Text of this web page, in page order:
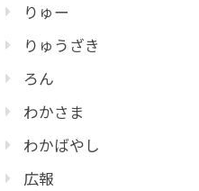
りゅー
りゅうざき
ろん
わかさま
わかばやし
広報